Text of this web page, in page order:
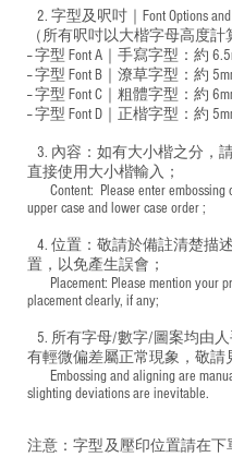
2. 字型及呎吋｜ Font Options
（所有呎吋以大楷字母高度計
-- 字型 Font A｜手寫字型：約
-- 字型 Font B｜潦草字型： 約
-- 字型 Font C｜粗體字型：約
-- 字型 Font D｜正楷字型： 約
3. 內容：如有大小楷之分，
直接使用大小楷輸入；
Content: Please enter embossing
upper case and lower case order ;
4. 位置：敬請於備註清楚描
置，以免產生誤會；
Placement: Please mention your
placement clearly, if any;
5. 所有字母/數字/圖案均由
有輕微偏差屬正常現象，敬請
Embossing and aligning are
slighting deviations are inevitable.
注意：字型及壓印位置請在下